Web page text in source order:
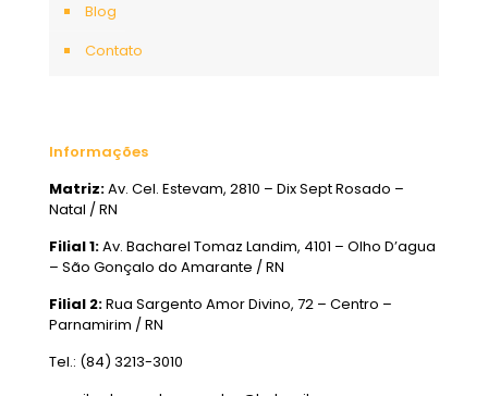
Blog
Contato
Informações
Matriz:Av. Cel. Estevam, 2810 – Dix Sept Rosado –
Natal / RN
Filial 1:Av. Bacharel Tomaz Landim, 4101 – Olho D’agua
– São Gonçalo do Amarante / RN
Filial 2:Rua Sargento Amor Divino, 72 – Centro –
Parnamirim / RN
Tel.: (84) 3213-3010